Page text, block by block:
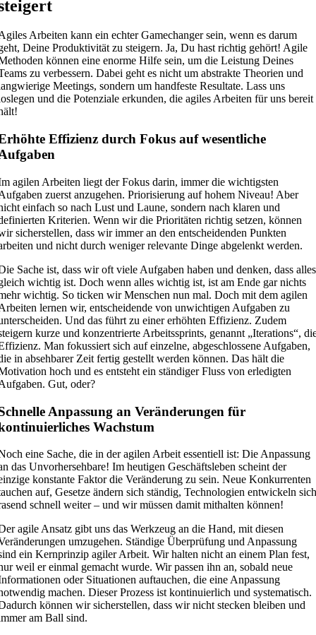
Arbeiten kann ein echter Gamechanger sein, wenn es darum
Deine Produktivität zu steigern. Ja, Du hast richtig gehört! Agile
können eine enorme Hilfe sein, um die Leistung Deines
zu verbessern. Dabei geht es nicht um abstrakte Theorien und
Meetings, sondern um handfeste Resultate. Lass uns
und die Potenziale erkunden, die agiles Arbeiten für uns bereit
Effizienz durch Fokus auf wesentliche
agilen Arbeiten liegt der Fokus darin, immer die wichtigsten
zuerst anzugehen. Priorisierung auf hohem Niveau! Aber
einfach so nach Lust und Laune, sondern nach klaren und
Kriterien. Wenn wir die Prioritäten richtig setzen, können
sicherstellen, dass wir immer an den entscheidenden Punkten
und nicht durch weniger relevante Dinge abgelenkt werden.
Sache ist, dass wir oft viele Aufgaben haben und denken, dass alles
wichtig ist. Doch wenn alles wichtig ist, ist am Ende gar nichts
wichtig. So ticken wir Menschen nun mal. Doch mit dem agilen
lernen wir, entscheidende von unwichtigen Aufgaben zu
Und das führt zu einer erhöhten Effizienz. Zudem
kurze und konzentrierte Arbeitssprints, genannt „Iterations“,
Man fokussiert sich auf einzelne, abgeschlossene Aufgaben,
in absehbarer Zeit fertig gestellt werden können. Das hält die
hoch und es entsteht ein ständiger Fluss von erledigten
Gut, oder?
Anpassung an Veränderungen für
Wachstum
eine Sache, die in der agilen Arbeit essentiell ist: Die Anpassung
das Unvorhersehbare! Im heutigen Geschäftsleben scheint der
konstante Faktor die Veränderung zu sein. Neue Konkurrenten
auf, Gesetze ändern sich ständig, Technologien entwickeln
schnell weiter – und wir müssen damit mithalten können!
agile Ansatz gibt uns das Werkzeug an die Hand, mit diesen
umzugehen. Ständige Überprüfung und Anpassung
ein Kernprinzip agiler Arbeit. Wir halten nicht an einem Plan fest,
weil er einmal gemacht wurde. Wir passen ihn an, sobald neue
oder Situationen auftauchen, die eine Anpassung
machen. Dieser Prozess ist kontinuierlich und systematisch.
können wir sicherstellen, dass wir nicht stecken bleiben und
am Ball sind.